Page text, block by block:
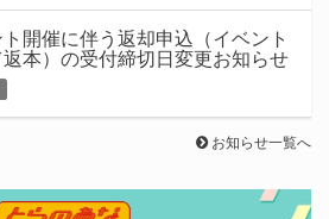
ト開催に伴う返却申込（イベント
本）の受付締切日変更お知らせ
お知らせ一覧へ